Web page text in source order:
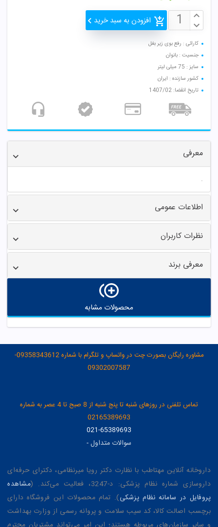
افزودن به سبد خرید
کارائی : رفع بوی زیر بغل
جنسیت : بانوان
سایز : 75 میلی لیتر
کشور سازنده : ایران
تاریخ انقضا: 1407/02
معرفی
.
اطلاعات عمومی
نظرات کاربران
معرفی برند
محصولات مشابه
مشاوره رایگان بصورت چت در واتساپ و تلگرام با شماره 09358343612-
09302007587
تماس تلفنی در روزهای شنبه تا پنج شنبه از 8 صبح تا 4 عصر به شماره
02165389693
021-65389693
سوالات متداول-
داروخانه آنلاین مهتاطب با نظارت دکتر رویا میرنظامی، دکترای حرفه‌ای
داروسازی شماره نظام پزشکی: د-3247، فعالیت می‌کند. (
مشاهده
پروفایل در سامانه نظام پزشکی). تمام محصولات این فروشگاه دارای
برچسب اصالت کالا، کد سیب سلامت و پروانه رسمی از وزارت بهداشت